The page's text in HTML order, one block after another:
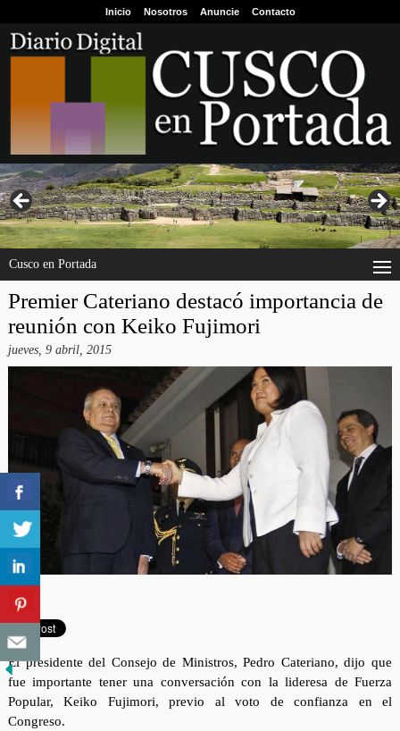
Inicio Nosotros Anuncie Contacto
Cusco en Portada
Premier Cateriano destacó importancia de
reunión con Keiko Fujimori
jueves, 9 abril, 2015
El presidente del Consejo de Ministros, Pedro Cateriano, dijo que
fue importante tener una conversación con la lideresa de Fuerza
Popular, Keiko Fujimori, previo al voto de confianza en el
Congreso.